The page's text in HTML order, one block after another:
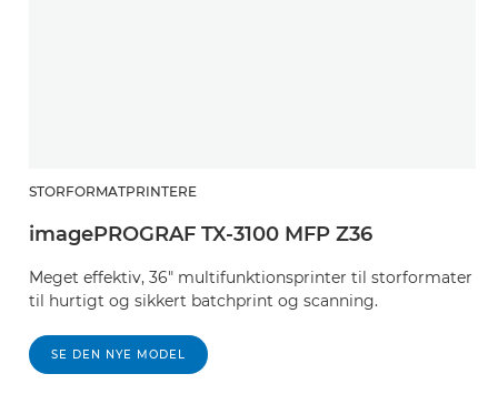
STORFORMATPRINTERE
imagePROGRAF TX-3100 MFP Z36
Meget effektiv, 36" multifunktionsprinter til storformater
til hurtigt og sikkert batchprint og scanning.
SE DEN NYE MODEL